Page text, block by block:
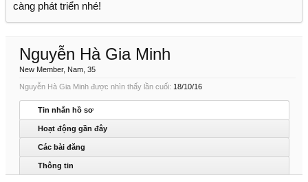
càng phát triển nhé!
Nguyễn Hà Gia Minh
New Member, Nam, 35
Nguyễn Hà Gia Minh được nhìn thấy lần cuối: 18/10/16
Tin nhắn hồ sơ
Hoạt động gần đây
Các bài đăng
Thông tin